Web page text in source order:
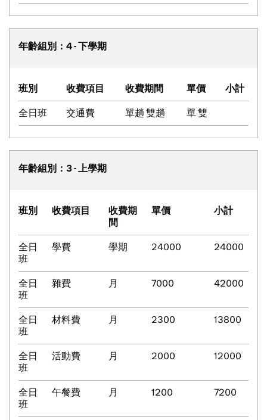
年齡組別：4 - 下學期
班別 收費項目 收費期間 單價 小計
全日班 交通費 單趟 雙趟 單 雙
年齡組別：3 - 上學期
班別 收費項目
收費期
間
單價 小計
全日
班
學費 學期 24000 24000
全日
班
雜費 月 7000 42000
全日
班
材料費 月 2300 13800
全日
班
活動費 月 2000 12000
全日
班
午餐費 月 1200 7200